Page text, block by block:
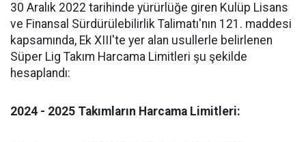
30 Aralık 2022 tarihinde yürürlüğe giren Kulüp Lisans
ve Finansal Sürdürülebilirlik Talimatı'nın 121. maddesi
kapsamında, Ek XIII'te yer alan usullerle belirlenen
Süper Lig Takım Harcama Limitleri şu şekilde
hesaplandı:
2024 - 2025 Takımların Harcama Limitleri: